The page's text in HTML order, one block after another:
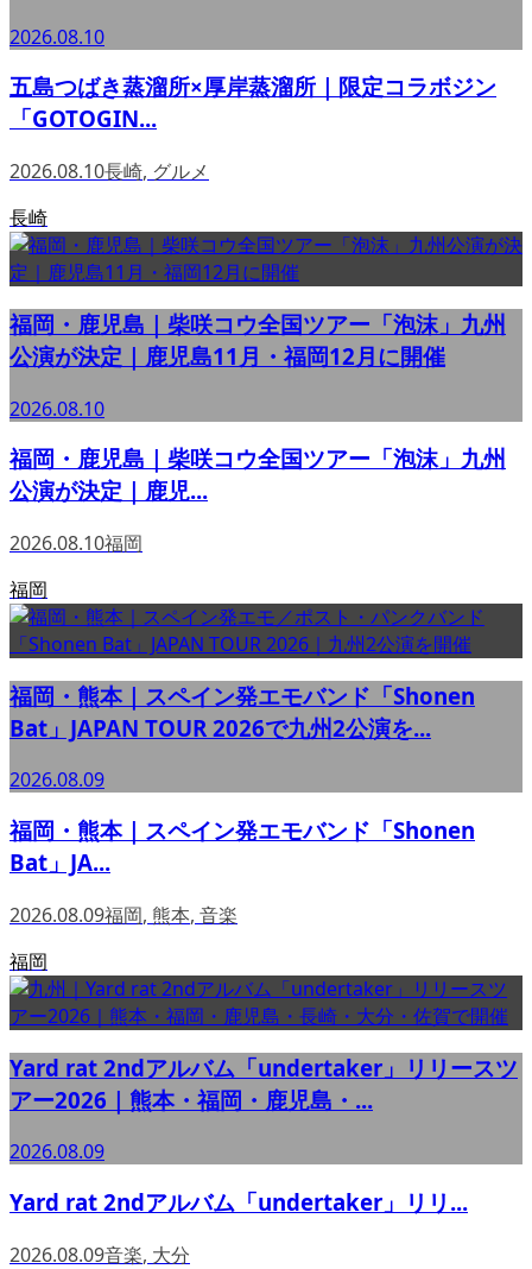
2026.08.10
五島つばき蒸溜所×厚岸蒸溜所｜限定コラボジン
「GOTOGIN...
2026.08.10長崎, グルメ
長崎
福岡・鹿児島｜柴咲コウ全国ツアー「泡沫」九州
公演が決定｜鹿児島11月・福岡12月に開催
2026.08.10
福岡・鹿児島｜柴咲コウ全国ツアー「泡沫」九州
公演が決定｜鹿児...
2026.08.10福岡
福岡
福岡・熊本｜スペイン発エモバンド「Shonen
Bat」JAPAN TOUR 2026で九州2公演を...
2026.08.09
福岡・熊本｜スペイン発エモバンド「Shonen
Bat」JA...
2026.08.09福岡, 熊本, 音楽
福岡
Yard rat 2ndアルバム「undertaker」リリースツ
アー2026｜熊本・福岡・鹿児島・...
2026.08.09
Yard rat 2ndアルバム「undertaker」リリ...
2026.08.09音楽, 大分